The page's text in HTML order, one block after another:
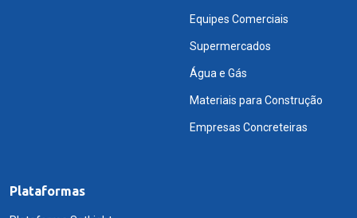
Equipes Comerciais
Supermercados
Água e Gás
Materiais para Construção
Empresas Concreteiras
Plataformas